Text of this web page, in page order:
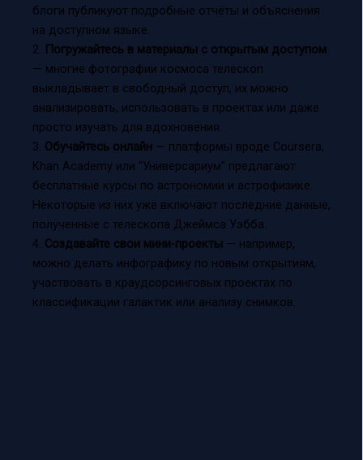
блоги публикуют подробные отчёты и объяснения
на доступном языке.
2. Погружайтесь в материалы с открытым доступом
— многие фотографии космоса телескоп
выкладывает в свободный доступ, их можно
анализировать, использовать в проектах или даже
просто изучать для вдохновения.
3. Обучайтесь онлайн— платформы вроде Coursera,
Khan Academy или "Универсариум" предлагают
бесплатные курсы по астрономии и астрофизике.
Некоторые из них уже включают последние данные,
полученные с телескопа Джеймса Уэбба.
4. Создавайте свои мини-проекты— например,
можно делать инфографику по новым открытиям,
участвовать в краудсорсинговых проектах по
классификации галактик или анализу снимков.